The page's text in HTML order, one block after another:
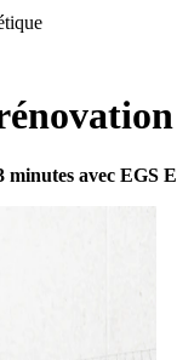
minutes avec EGS